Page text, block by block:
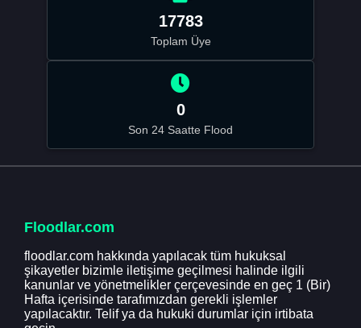
17783
Toplam Üye
0
Son 24 Saatte Flood
Floodlar.com
floodlar.com hakkında yapılacak tüm hukuksal
şikayetler bizimle iletişime geçilmesi halinde ilgili
kanunlar ve yönetmelikler çerçevesinde en geç 1 (Bir)
Hafta içerisinde tarafımızdan gerekli işlemler
yapılacaktır. Telif ya da hukuki durumlar için irtibata